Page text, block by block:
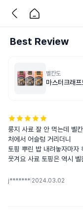
Best Review
벨칸도
마스터크래
룽지 사료 잘 안 먹는데 벨
처에서 어슬렁 거리더니
토핑 뿌린 밥 내려놓자마자
웃겨요 사료 토핑은 역시 벨
j******* 2024.03.02